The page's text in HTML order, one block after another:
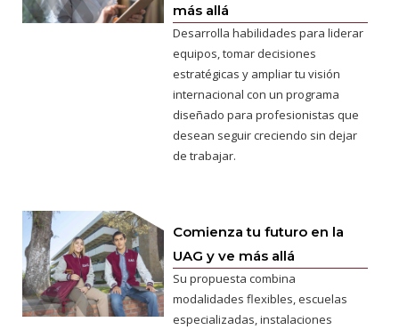
más allá
Desarrolla habilidades para liderar
equipos, tomar decisiones
estratégicas y ampliar tu visión
internacional con un programa
diseñado para profesionistas que
desean seguir creciendo sin dejar
de trabajar.
Comienza tu futuro en la
UAG y ve más allá
Su propuesta combina
modalidades flexibles, escuelas
especializadas, instalaciones